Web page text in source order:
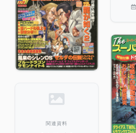
関連資料